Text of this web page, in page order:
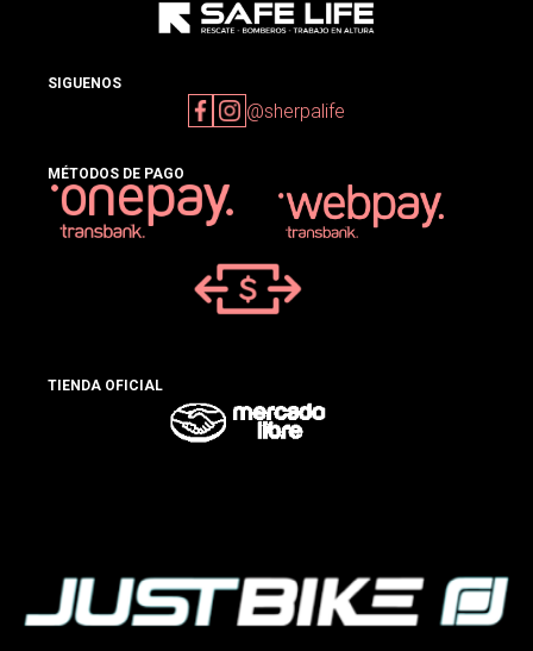
SIGUENOS
@sherpalife
MÉTODOS DE PAGO
TIENDA OFICIAL